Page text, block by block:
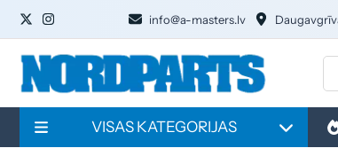
info@a-masters.lv
VISAS KATEGORIJAS